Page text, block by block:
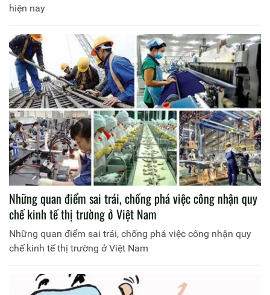
hiện nay
Những quan điểm sai trái, chống phá việc công nhận quy
chế kinh tế thị trường ở Việt Nam
Những quan điểm sai trái, chống phá việc công nhận quy
chế kinh tế thị trường ở Việt Nam